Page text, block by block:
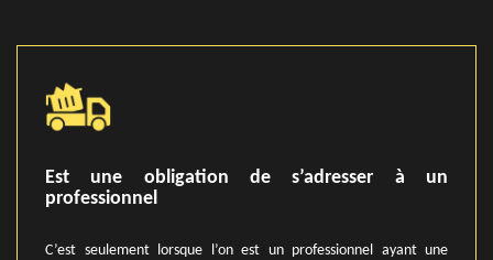
Est une obligation de s’adresser à un
professionnel
C’est seulement lorsque l’on est un professionnel ayant une